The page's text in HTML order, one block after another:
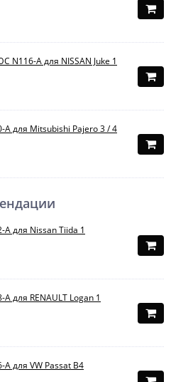
A для NISSAN Juke 1
A для Mitsubishi Pajero 3 / 4
A для Nissan Tiida 1
для RENAULT Logan 1
для VW Passat B4